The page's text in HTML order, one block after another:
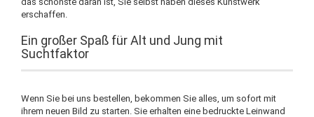
erschaffen.
Ein großer Spaß für Alt und Jung mit
Suchtfaktor
Wenn Sie bei uns bestellen, bekommen Sie alles, um sofort mit
ihrem neuen Bild zu starten. Sie erhalten eine bedruckte Leinwand